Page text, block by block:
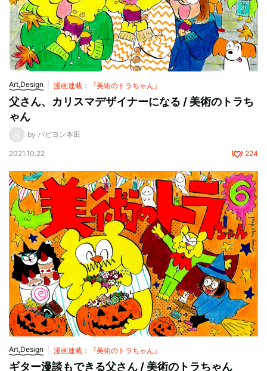
Art,Design 漫画連載：『美術のトラちゃん』
父さん、カリスマデザイナーになる / 美術のトラち
ゃん
by パピヨン本田
2021.10.22 224
Art,Design 漫画連載：『美術のトラちゃん』
ギター漫談もできる父さん / 美術のトラちゃん